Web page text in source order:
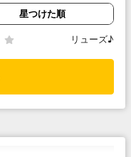
星つけた順
リューズ♪